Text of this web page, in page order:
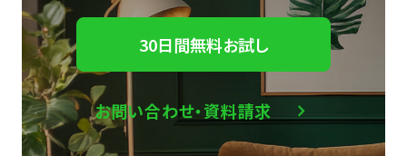
30日間無料お試し
お問い合わせ・資料請求